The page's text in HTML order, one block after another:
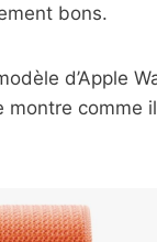
bons.
d’Apple
comme